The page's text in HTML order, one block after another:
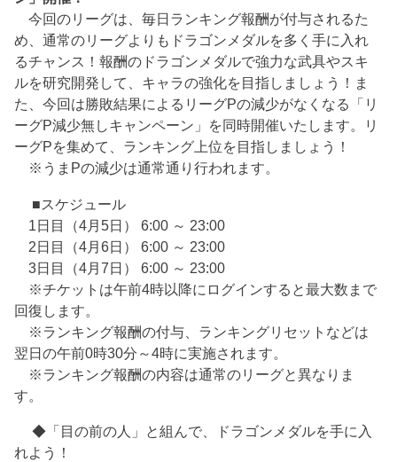
今回のリーグは、毎日ランキング報酬が付与されるた
め、通常のリーグよりもドラゴンメダルを多く手に入れ
るチャンス！報酬のドラゴンメダルで強力な武具やスキ
ルを研究開発して、キャラの強化を目指しましょう！ま
た、今回は勝敗結果によるリーグPの減少がなくなる「リ
ーグP減少無しキャンペーン」を同時開催いたします。リ
ーグPを集めて、ランキング上位を目指しましょう！
※うまPの減少は通常通り行われます。
■スケジュール
1日目（4月5日） 6:00 ～ 23:00
2日目（4月6日） 6:00 ～ 23:00
3日目（4月7日） 6:00 ～ 23:00
※チケットは午前4時以降にログインすると最大数まで
回復します。
※ランキング報酬の付与、ランキングリセットなどは
翌日の午前0時30分～4時に実施されます。
※ランキング報酬の内容は通常のリーグと異なりま
す。
◆「目の前の人」と組んで、ドラゴンメダルを手に入
れよう！